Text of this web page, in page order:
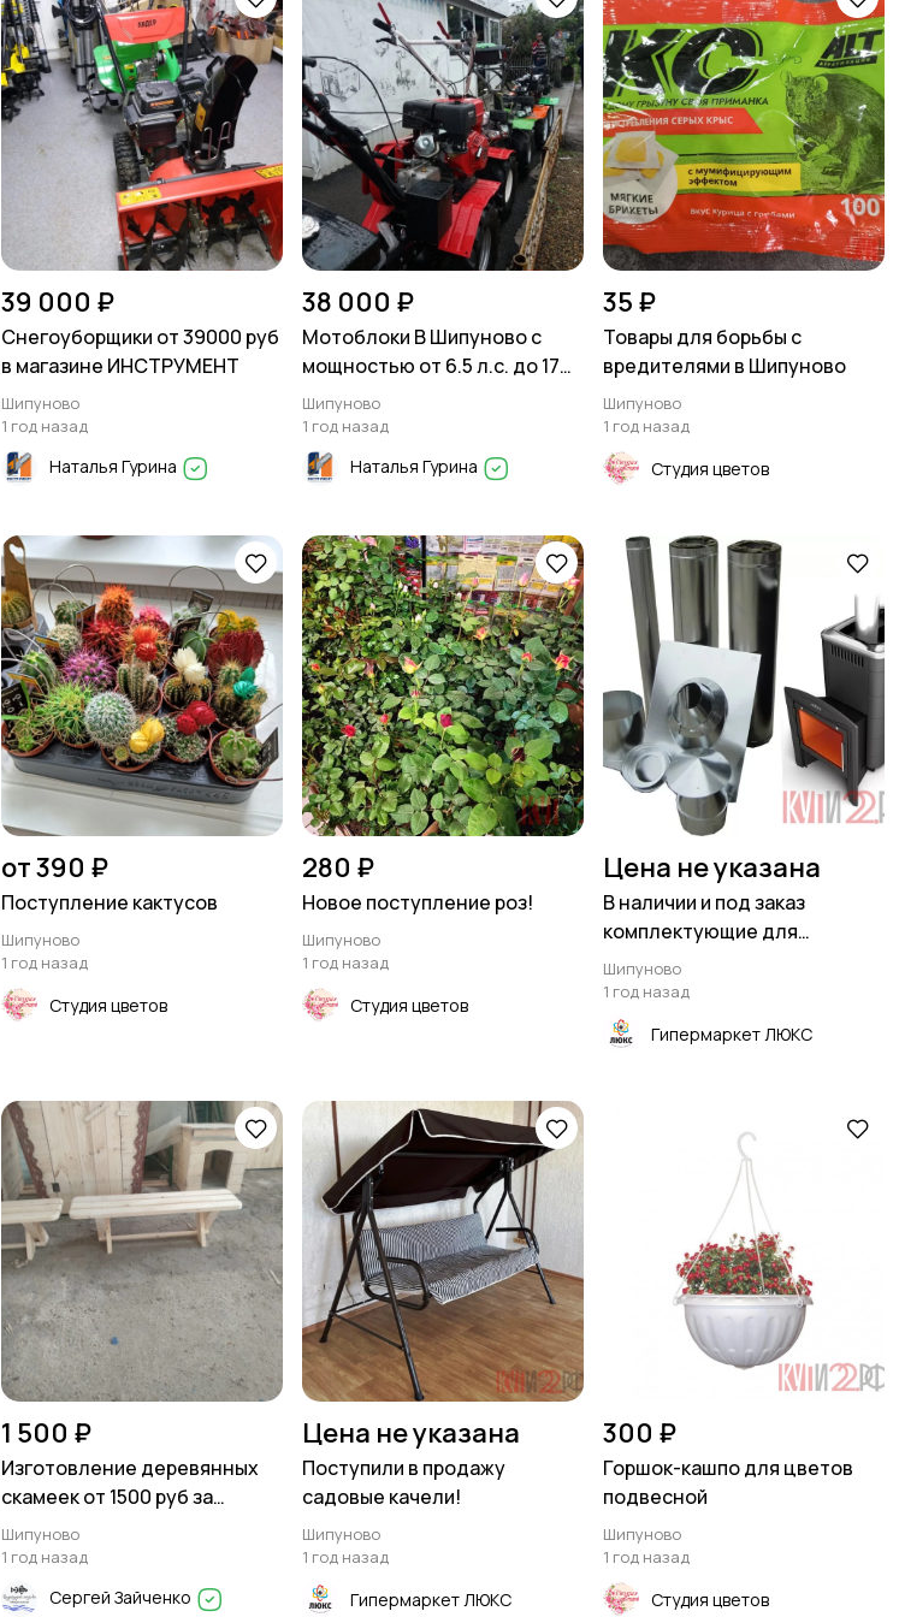
39 000 ₽
Снегоуборщики от 39000 руб
в магазине ИНСТРУМЕНТ
Шипуново
1 год назад
Наталья Гурина
38 000 ₽
Мотоблоки В Шипуново с
мощностью от 6.5 л.с. до 17
л.с
Шипуново
1 год назад
Наталья Гурина
35 ₽
Товары для борьбы с
вредителями в Шипуново
Шипуново
1 год назад
Студия цветов
от 390 ₽
Поступление кактусов
Шипуново
1 год назад
Студия цветов
280 ₽
Новое поступление роз!
Шипуново
1 год назад
Студия цветов
Цена не указана
В наличии и под заказ
комплектующие для
дымоходов.
Шипуново
1 год назад
Гипермаркет ЛЮКС
1 500 ₽
Изготовление деревянных
скамеек от 1500 руб за
погонный метр
Шипуново
1 год назад
Сергей Зайченко
Цена не указана
Поступили в продажу
садовые качели!
Шипуново
1 год назад
Гипермаркет ЛЮКС
300 ₽
Горшок-кашпо для цветов
подвесной
Шипуново
1 год назад
Студия цветов